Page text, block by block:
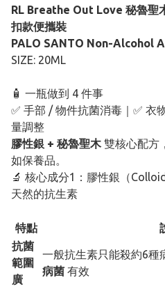
RL Breathe Out Love 秘魯聖
扣款便攜裝
PALO SANTO Non-Alcohol
SIZE: 20ML
🧴 一瓶做到 4 件事
✅ 手部 / 物件抗菌消毒｜✅ 衣
量調整
膠性銀 + 秘魯聖木雙核心配方
如保養品。
🔬 核心成分1：膠性銀（
天然的抗生素
特點
抗菌
範圍
廣
一般抗生素只能殺約6種
病菌 有效